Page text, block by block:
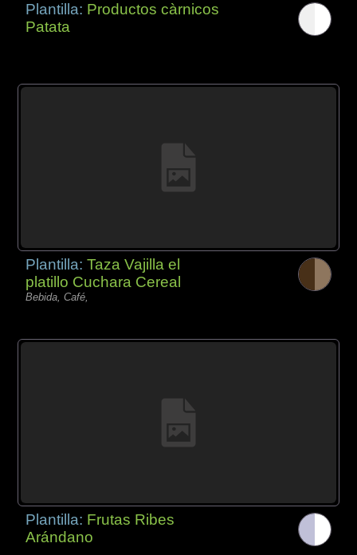
Plantilla: Productos càrnicos
Patata
Plantilla:Taza Vajilla el
platillo Cuchara Cereal
Bebida, Café,
Plantilla: Frutas Ribes
Arándano